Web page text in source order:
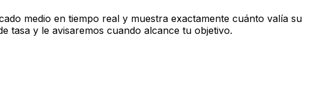
medio en tiempo real y muestra exactamente cuánto valía su
tasa y le avisaremos cuando alcance tu objetivo.